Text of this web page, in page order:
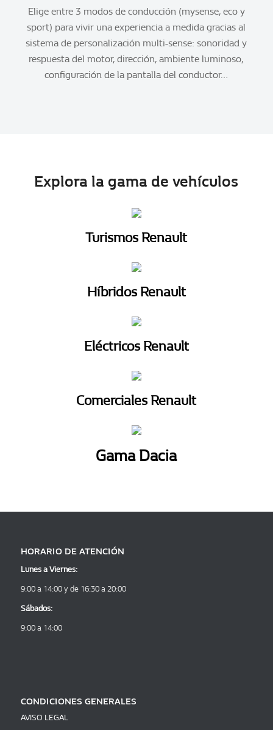
Elige entre 3 modos de conducción (mysense, eco y
sport) para vivir una experiencia a medida gracias al
sistema de personalización multi-sense: sonoridad y
respuesta del motor, dirección, ambiente luminoso,
configuración de la pantalla del conductor…
Explora la gama de vehículos
Turismos Renault
Híbridos Renault
Eléctricos Renault
Comerciales Renault
Gama Dacia
HORARIO DE ATENCIÓN
Lunes a Viernes:
9:00 a 14:00 y de 16:30 a 20:00
Sábados:
9:00 a 14:00
CONDICIONES GENERALES
AVISO LEGAL